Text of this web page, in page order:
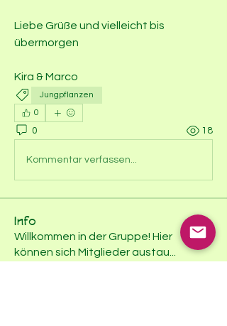
Liebe Grüße und vielleicht bis
übermorgen
Kira & Marco
Jungpflanzen
0
0 18
Kommentar verfassen...
Info
Willkommen in der Gruppe! Hier
können sich Mitglieder austau